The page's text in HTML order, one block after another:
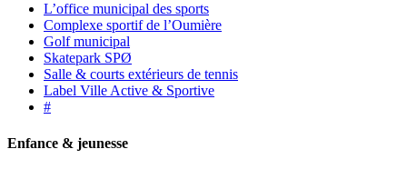
L’office municipal des sports
Complexe sportif de l’Oumière
Golf municipal
Skatepark SPØ
Salle & courts extérieurs de tennis
Label Ville Active & Sportive
#
Enfance & jeunesse